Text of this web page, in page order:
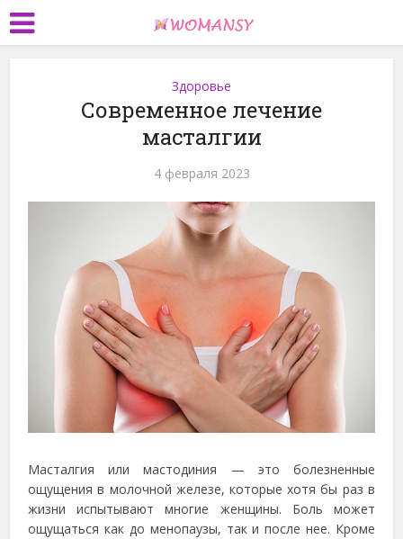
Здоровье
Современное лечение
масталгии
4 февраля 2023
Масталгия или мастодиния — это болезненные
ощущения в молочной железе, которые хотя бы раз в
жизни испытывают многие женщины. Боль может
ощущаться как до менопаузы, так и после нее. Кроме